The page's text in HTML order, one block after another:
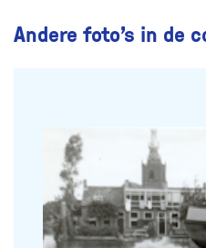
Andere foto’s in de